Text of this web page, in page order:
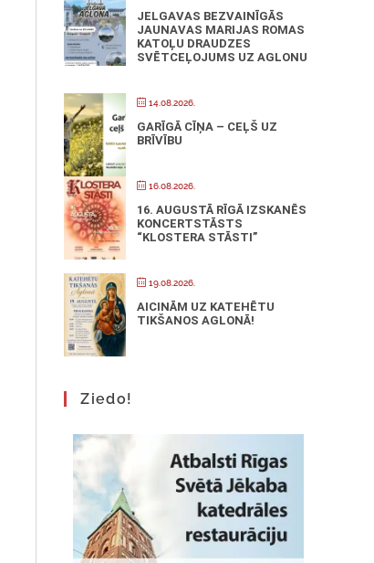
JELGAVAS BEZVAINĪGĀS
JAUNAVAS MARIJAS ROMAS
KATOĻU DRAUDZES
SVĒTCEĻOJUMS UZ AGLONU
14.08.2026.
GARĪGĀ CĪŅA – CEĻŠ UZ
BRĪVĪBU
16.08.2026.
16. AUGUSTĀ RĪGĀ IZSKANĒS
KONCERTSTĀSTS
“KLOSTERA STĀSTI”
19.08.2026.
AICINĀM UZ KATEHĒTU
TIKŠANOS AGLONĀ!
Ziedo!